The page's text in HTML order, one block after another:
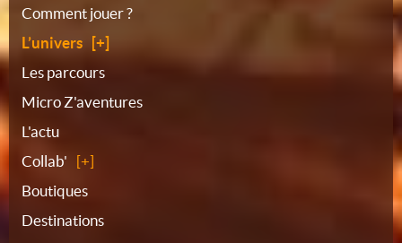
Plan
du
site
Comment jouer ?
L’univers
Les parcours
Micro Z'aventures
L'actu
Collab'
Boutiques
Destinations